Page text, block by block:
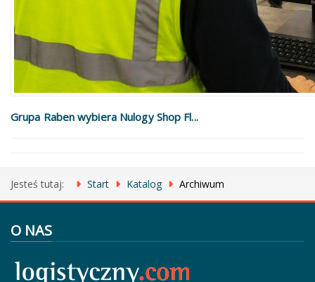
Grupa Raben wybiera Nulogy Shop Fl...
Jesteś tutaj: Start Katalog Archiwum
O NAS